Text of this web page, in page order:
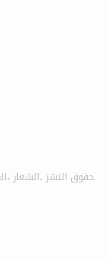
حقوق النشر ،الشعار